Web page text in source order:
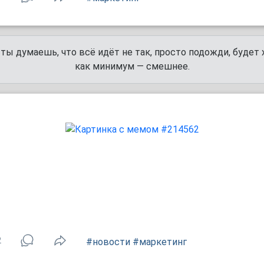
думаешь, что всё идёт не так, просто подожди, будет
как минимум — смешнее.
#новости #маркетинг